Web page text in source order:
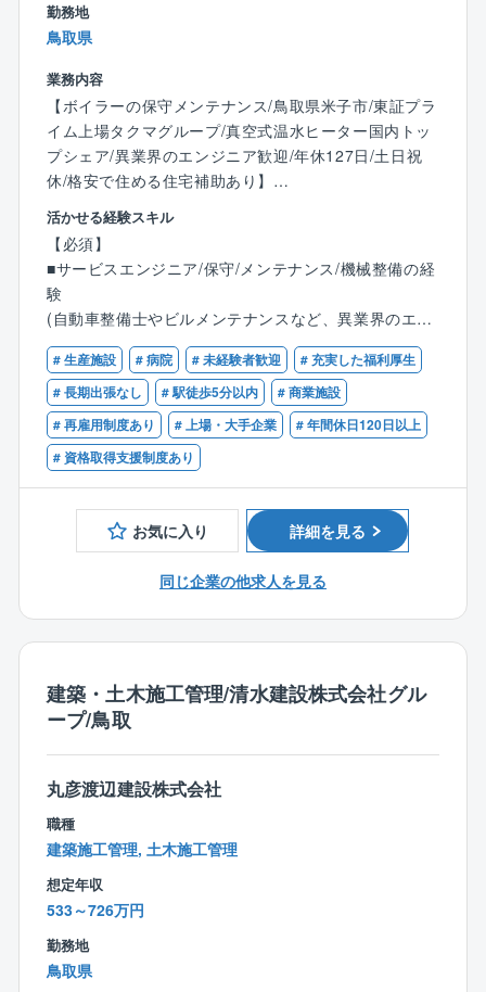
【同社の特徴】
を誇り、既存事業だけではなく、施設運営等の新規事
業にも積極的に挑戦し、安定と成長投資の両軸の経営
を行っております。
■同社の主要顧客は官公庁（国、地方自治体等）です
が、特に創業から西日本エリア（中四国～九州）では
多くの実績を有している為、安定して案件獲得をして
います。
■技術士の有資格者や経験豊富な社員が多く、技術力を
評価され、リピート顧客が多い事が同社の特徴です。
■在籍する技術士の多さは、企業の技術力の高さの証明
が育成に携わっています。会社として資格取得をバッ
クアップする体制が整っています。
《社風》
■人を大切にする社風で、社員定着率が高く長く働き易
い環境がございます。◎平均勤続年数：17.8年、平均
年齢：45.3歳
勤務地
鳥取県
業務内容
【ボイラーの保守メンテナンス/鳥取県米子市/東証プラ
イム上場タクマグループ/真空式温水ヒーター国内トッ
プシェア/異業界のエンジニア歓迎/年休127日/土日祝
休/格安で住める住宅補助あり】
■業務内容：
同社は商業施設や病院、工場等で利用されるボイラや
ヒータのメーカーです。開発からメンテナンスまで対
応しているため、顧客に寄り添った提案が可能となり
ます。同社にてボイラの保守・メンテナンスをお任せ
します。
■業務詳細：
各種ボイラ及び周辺機器の製品内における試運転業
務、修理対応、顧客管理、アフターメンテナンス、更
・メンテナンス…顧客の施設を定期的に訪問し、定期
保守や点検消耗部品の交換、ボイラ内の清掃、水質の
チェック、訪問先は大型の施設から小規模の店頭まで
様々です。ボイラは燃料や重量別に種類が多岐にわた
入社後は現場でのOJTや階層別教育を通して業務や製
品について学んで頂きます。将来的には技術者と同レ
ベルの知識を身に着けることができます。
【同社の魅力】
業界シェアトップクラス：同社はボイラ業界でトップ
クラスのシェアを有しております。
また全国に拠点を設けており、より顧客の近くでニー
ズに応えられるような体制を築いております。
製造から販売までボイラに関するあらゆる事業を手掛
生活の基盤を支える事業をして手掛けております。
また、同社は民生熱エネルギー分野でトップ企業とな
活かせる経験スキル
【必須】
■サービスエンジニア/保守/メンテナンス/機械整備の経
験
(自動車整備士やビルメンテナンスなど、異業界のエン
ジニアから転職された方が活躍中！)
【歓迎】
■ボイラ等の業務関連に関する知識、資格
■普通自動車免許第一種
# 生産施設 # 病院 # 未経験者歓迎
# 充実した福利厚生
# 長期出張なし
# 駅徒歩5分以内
# 商業施設
# 再雇用制度あり
# 上場・大手企業
# 年間休日120日以上
# 資格取得支援制度あり
お気に入り 詳細を見る
同じ企業の他求人を見る
建築・土木施工管理/清水建設株式会社グル
ープ/鳥取
丸彦渡辺建設株式会社
職種
建築施工管理, 土木施工管理
想定年収
533～726万円
勤務地
鳥取県